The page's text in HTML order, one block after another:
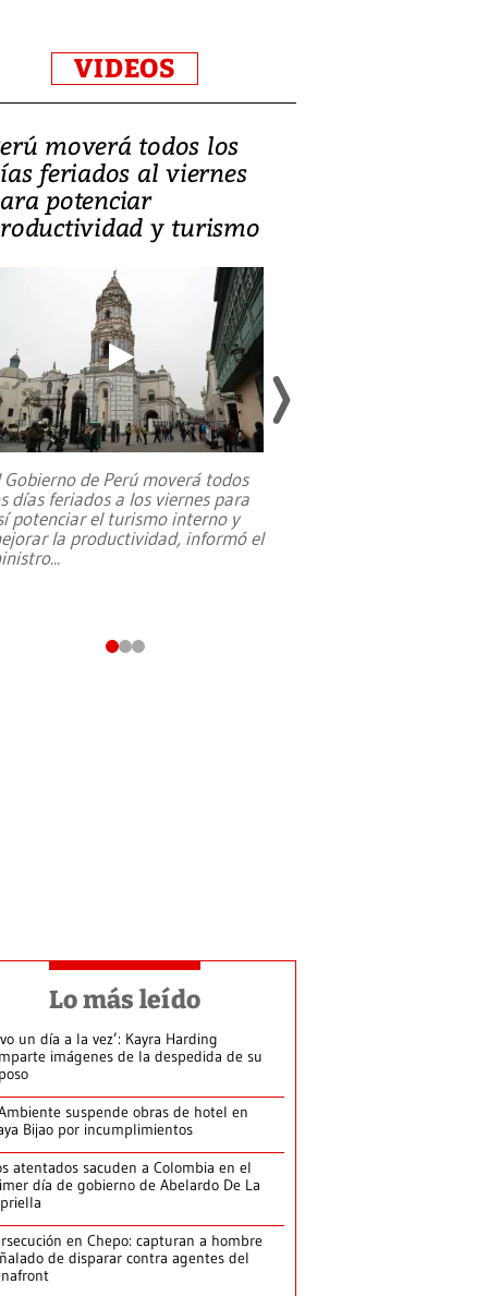
VIDEOS
moverá todos los
feriados al viernes
potenciar
y turismo
Gobierno de Perú moverá todos
días feriados a los viernes para
potenciar el turismo interno y
la productividad, informó el
...
Lo más leído
un día a la vez’: Kayra Harding
imágenes de la despedida de su
suspende obras de hotel en
Bijao por incumplimientos
atentados sacuden a Colombia en el
día de gobierno de Abelardo De La
en Chepo: capturan a hombre
de disparar contra agentes del